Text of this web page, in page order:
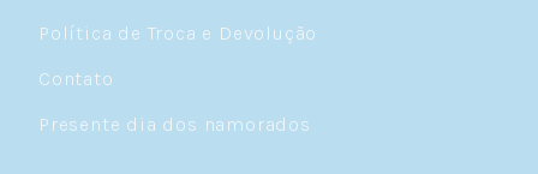
Política de Troca e Devolução
Contato
Presente dia dos namorados